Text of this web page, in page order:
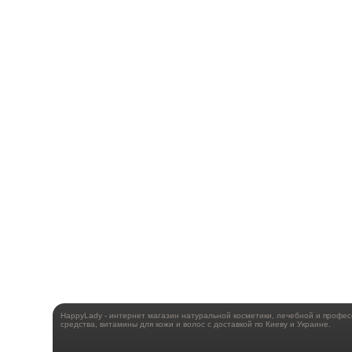
HappyLady - интернет магазин натуральной косметики, лечебной и
средства, витамины для кожи и волос с доставкой по Киеву и Украине.